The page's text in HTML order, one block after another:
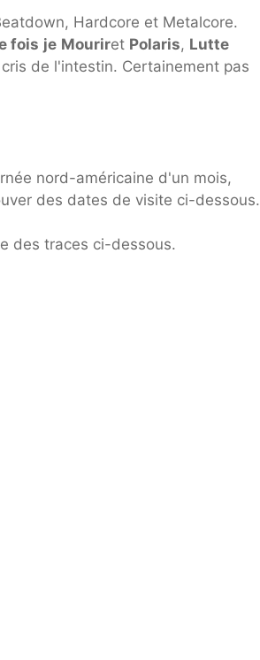
Hardcore et Metalcore.
fois je Mouriret Polaris, Lutte
de l'intestin. Certainement pas
nord-américaine d'un mois,
des dates de visite ci-dessous.
des traces ci-dessous.